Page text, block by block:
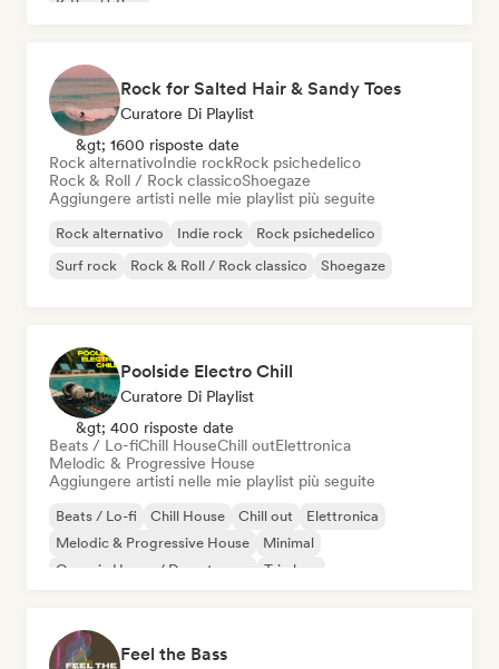
K-Pop/J-Pop
Rock for Salted Hair & Sandy Toes
Curatore Di Playlist
&gt; 1600 risposte date
Rock alternativoIndie rockRock psichedelico
Rock & Roll / Rock classicoShoegaze
Aggiungere artisti nelle mie playlist più seguite
Rock alternativo Indie rock
Rock psichedelico
Surf rock
Rock & Roll / Rock classico Shoegaze
Poolside Electro Chill
Curatore Di Playlist
&gt; 400 risposte date
Beats / Lo-fiChill HouseChill outElettronica
Melodic & Progressive House
Aggiungere artisti nelle mie playlist più seguite
Beats / Lo-fi Chill House Chill out
Elettronica
Melodic & Progressive House
Minimal
Organic House / Downtempo
Trip hop
Feel the Bass